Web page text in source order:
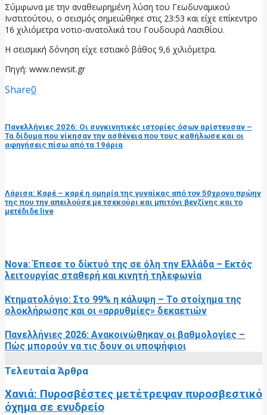
Σύμφωνα με την αναθεωρημένη λύση του Γεωδυναμικού
Ινστιτούτου, ο σεισμός σημειώθηκε στις 23:53 και είχε επίκεντρο
16 χιλιόμετρα νοτιο-ανατολικά του Γουδουρά Λασιθίου.
Η σεισμική δόνηση είχε εστιακό βάθος 9,6 χιλιόμετρα.
Πηγή: www.newsit.gr
Share0
Πανελλήνιες 2026: Οι συγκινητικές ιστορίες όσων αρίστευσαν –
Τα δίδυμα που νίκησαν την ασθένεια που τους καθήλωσε και οι
αφηγήσεις πίσω από τα 19άρια
Λάρισα: Καρέ – καρέ η ομηρία της γυναίκας από τον 50χρονο πρώην
της που την απειλούσε με τσεκούρι και μπιτόνι βενζίνης και το
μετέδιδε live
Nova: Έπεσε το δίκτυό της σε όλη την Ελλάδα – Εκτός
λειτουργίας σταθερή και κινητή τηλεφωνία
Κτηματολόγιο: Στο 99% η κάλυψη – Το στοίχημα της
ολοκλήρωσης και οι «αρρυθμίες» δεκαετιών
Πανελλήνιες 2026: Ανακοινώθηκαν οι βαθμολογίες –
Πώς μπορούν να τις δουν οι υποψήφιοι
Τελευταία Άρθρα
Χανιά: Πυροσβέστες μετέτρεψαν πυροσβεστικό
όχημα σε ενυδρείο